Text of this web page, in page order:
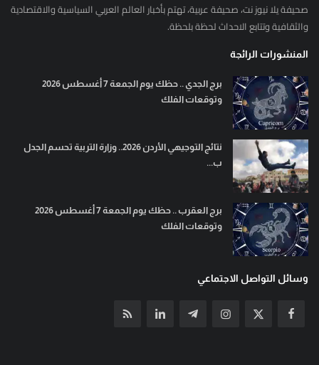
صحيفة يلا نيوز نت، صحيفة عربية، تهتم بأخبار العالم العربي السياسية والاقتصادية
والثقافية وتتابع الاحداث لحظة بلحظة.
المنشورات الرائجة
برج الجدي .. حظك يوم الجمعة 7 أغسطس 2026
وتوقعات الفلك
نتائج التوجيهي الأردن 2026.. وزارة التربية تحسم الجدل
ب...
برج العقرب .. حظك يوم الجمعة 7 أغسطس 2026
وتوقعات الفلك
وسائل التواصل الاجتماعي